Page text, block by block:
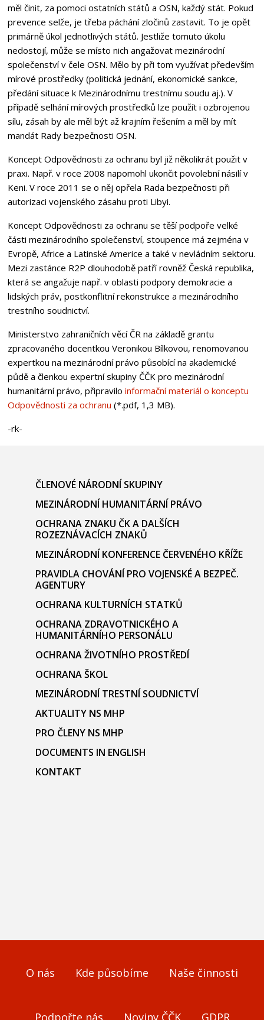
měl činit, za pomoci ostatních států a OSN, každý stát. Pokud
prevence selže, je třeba páchání zločinů zastavit. To je opět
primárně úkol jednotlivých států. Jestliže tomuto úkolu
nedostojí, může se místo nich angažovat mezinárodní
společenství v čele OSN. Mělo by při tom využívat především
mírové prostředky (politická jednání, ekonomické sankce,
předání situace k Mezinárodnímu trestnímu soudu aj.). V
případě selhání mírových prostředků lze použít i ozbrojenou
sílu, zásah by ale měl být až krajním řešením a měl by mít
mandát Rady bezpečnosti OSN.
Koncept Odpovědnosti za ochranu byl již několikrát použit v
praxi. Např. v roce 2008 napomohl ukončit povolební násilí v
Keni. V roce 2011 se o něj opřela Rada bezpečnosti při
autorizaci vojenského zásahu proti Libyi.
Koncept Odpovědnosti za ochranu se těší podpoře velké
části mezinárodního společenství, stoupence má zejména v
Evropě, Africe a Latinské Americe a také v nevládním sektoru.
Mezi zastánce R2P dlouhodobě patří rovněž Česká republika,
která se angažuje např. v oblasti podpory demokracie a
lidských práv, postkonflitní rekonstrukce a mezinárodního
trestního soudnictví.
Ministerstvo zahraničních věcí ČR na základě grantu
zpracovaného docentkou Veronikou Bílkovou, renomovanou
expertkou na mezinárodní právo působící na akademické
půdě a členkou expertní skupiny ČČK pro mezinárodní
humanitární právo, připravilo informační materiál o konceptu
Odpovědnosti za ochranu (*.pdf, 1,3 MB).
-rk-
ČLENOVÉ NÁRODNÍ SKUPINY
MEZINÁRODNÍ HUMANITÁRNÍ PRÁVO
OCHRANA ZNAKU ČK A DALŠÍCH
ROZEZNÁVACÍCH ZNAKŮ
MEZINÁRODNÍ KONFERENCE ČERVENÉHO KŘÍŽE
PRAVIDLA CHOVÁNÍ PRO VOJENSKÉ A BEZPEČ.
AGENTURY
OCHRANA KULTURNÍCH STATKŮ
OCHRANA ZDRAVOTNICKÉHO A
HUMANITÁRNÍHO PERSONÁLU
OCHRANA ŽIVOTNÍHO PROSTŘEDÍ
OCHRANA ŠKOL
MEZINÁRODNÍ TRESTNÍ SOUDNICTVÍ
AKTUALITY NS MHP
PRO ČLENY NS MHP
DOCUMENTS IN ENGLISH
KONTAKT
O nás Kde působíme Naše činnosti
Podpořte nás Noviny ČČK GDPR